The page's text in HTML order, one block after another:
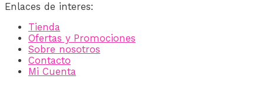
Enlaces de interes:
Tienda
Ofertas y Promociones
Sobre nosotros
Contacto
Mi Cuenta